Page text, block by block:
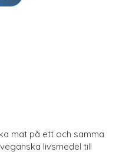
mat på ett och samma
livsmedel till